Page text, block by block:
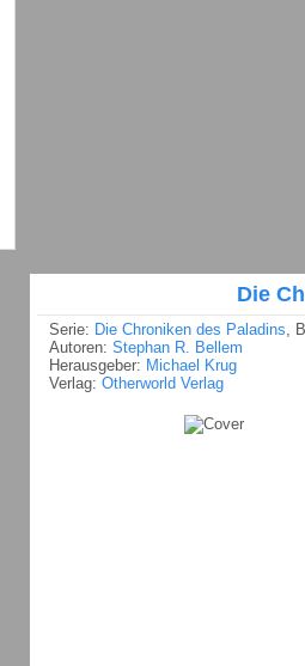
Die
Serie: Die Chroniken des Paladins,
Autoren: Stephan R. Bellem
Herausgeber: Michael Krug
Verlag: Otherworld Verlag